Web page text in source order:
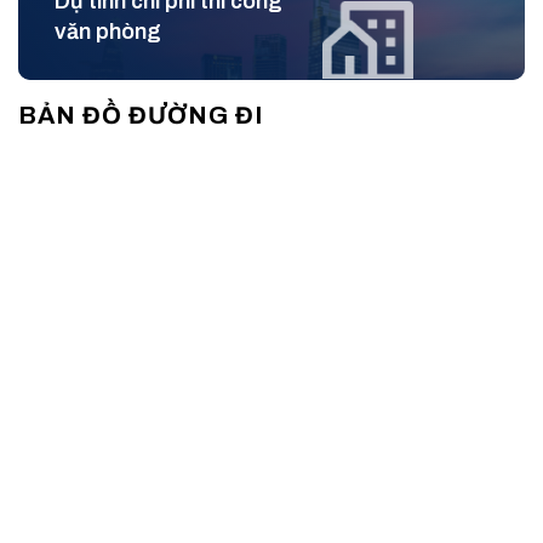
trường làm việc chuyên nghiệp và năng động, dễ dàng kết
nối với cộng đồng doanh nghiệp tại TP.HCM.
Với lợi thế này, Vietdata Building không chỉ mang lại không
gian làm việc lý tưởng mà còn giúp các công ty khẳng định vị
văn phòng
BẢN ĐỒ ĐƯỜNG ĐI